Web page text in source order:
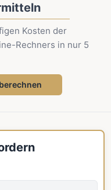
Kosten der
Rechners in nur 5